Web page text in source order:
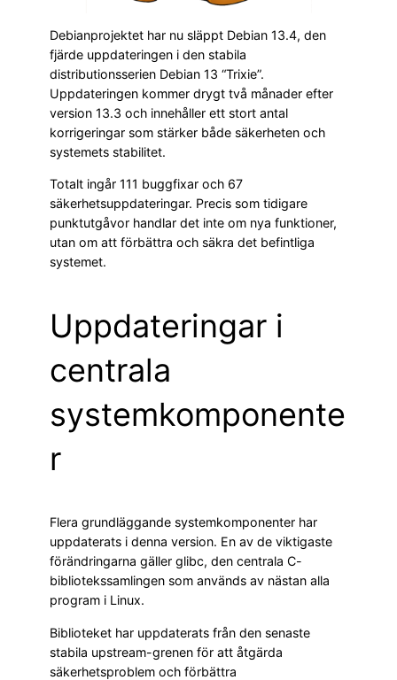
Debianprojektet har nu släppt Debian 13.4, den
fjärde uppdateringen i den stabila
distributionsserien Debian 13 “Trixie”.
Uppdateringen kommer drygt två månader efter
version 13.3 och innehåller ett stort antal
korrigeringar som stärker både säkerheten och
systemets stabilitet.
Totalt ingår 111 buggfixar och 67
säkerhetsuppdateringar. Precis som tidigare
punktutgåvor handlar det inte om nya funktioner,
utan om att förbättra och säkra det befintliga
systemet.
Uppdateringar i
centrala
systemkomponente
r
Flera grundläggande systemkomponenter har
uppdaterats i denna version. En av de viktigaste
förändringarna gäller glibc, den centrala C-
bibliotekssamlingen som används av nästan alla
program i Linux.
Biblioteket har uppdaterats från den senaste
stabila upstream-grenen för att åtgärda
säkerhetsproblem och förbättra